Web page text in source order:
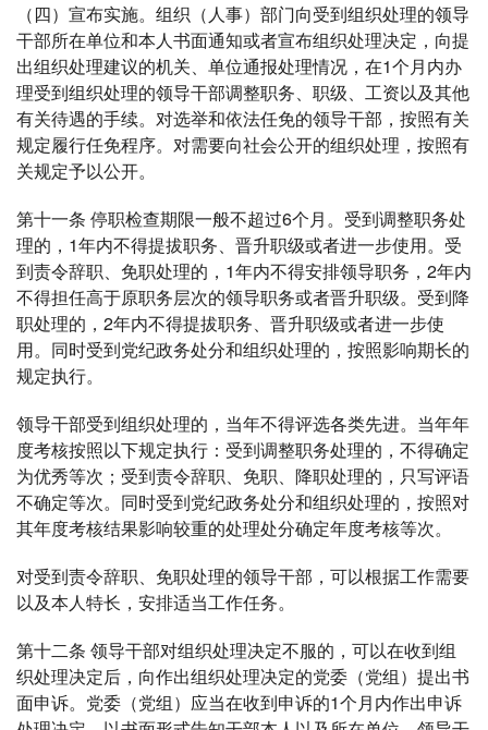
（四）宣布实施。组织（人事）部门向受到组织处理的领导
干部所在单位和本人书面通知或者宣布组织处理决定，向提
出组织处理建议的机关、单位通报处理情况，在1个月内办
理受到组织处理的领导干部调整职务、职级、工资以及其他
有关待遇的手续。对选举和依法任免的领导干部，按照有关
规定履行任免程序。对需要向社会公开的组织处理，按照有
关规定予以公开。
第十一条 停职检查期限一般不超过6个月。受到调整职务处
理的，1年内不得提拔职务、晋升职级或者进一步使用。受
到责令辞职、免职处理的，1年内不得安排领导职务，2年内
不得担任高于原职务层次的领导职务或者晋升职级。受到降
职处理的，2年内不得提拔职务、晋升职级或者进一步使
用。同时受到党纪政务处分和组织处理的，按照影响期长的
规定执行。
领导干部受到组织处理的，当年不得评选各类先进。当年年
度考核按照以下规定执行：受到调整职务处理的，不得确定
为优秀等次；受到责令辞职、免职、降职处理的，只写评语
不确定等次。同时受到党纪政务处分和组织处理的，按照对
其年度考核结果影响较重的处理处分确定年度考核等次。
对受到责令辞职、免职处理的领导干部，可以根据工作需要
以及本人特长，安排适当工作任务。
第十二条 领导干部对组织处理决定不服的，可以在收到组
织处理决定后，向作出组织处理决定的党委（党组）提出书
面申诉。党委（党组）应当在收到申诉的1个月内作出申诉